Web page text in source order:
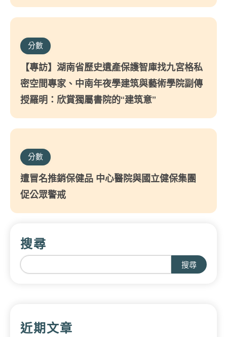
分數
【專訪】湖南省歷史遺產保護智庫找九宮格私
密空間專家、中南年夜學建筑與藝術學院副傳
授羅明：欣賞獨屬書院的“建筑意”
分數
遭冒名推銷保健品 中心醫院與國立健保集團
促公眾警戒
搜尋
搜尋
近期文章